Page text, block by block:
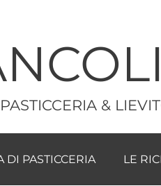
PASTICCERIA &
DI PASTICCERIA LE